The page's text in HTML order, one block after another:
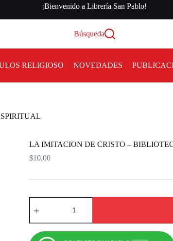
¡Bienvenido a Librería San Pablo!
Búsqueda
RELIGIOSO NOVEDADES
LA IMITACION DE CRISTO –
$10,00